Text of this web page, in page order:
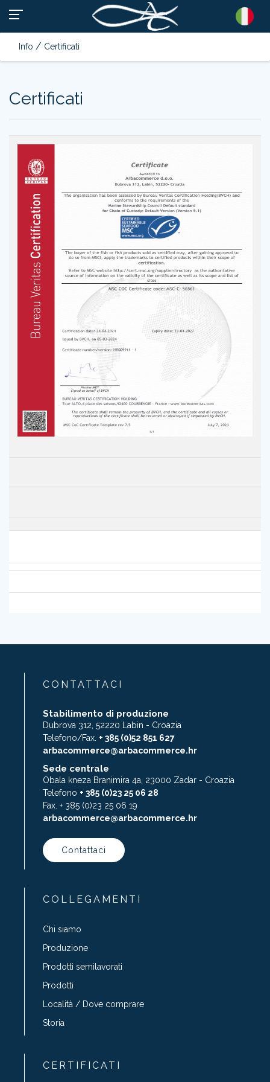
Info / Certificati
Certificati
CONTATTACI
Stabilimento di produzione
Dubrova 312, 52220 Labin - Croazia
Telefono/Fax. + 385 (0)52 851 627
arbacommerce@arbacommerce.hr
Sede centrale
Obala kneza Branimira 4a, 23000 Zadar - Croazia
Telefono + 385 (0)23 25 06 28
Fax. + 385 (0)23 25 06 19
arbacommerce@arbacommerce.hr
Contattaci
COLLEGAMENTI
Chi siamo
Produzione
Prodotti semilavorati
Prodotti
Località / Dove comprare
Storia
CERTIFICATI